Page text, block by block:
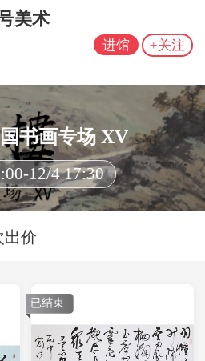
美术
进馆 +关注
书画专场 XV
12/4 17:30
出价
已结束